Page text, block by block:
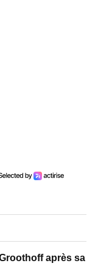
après sa